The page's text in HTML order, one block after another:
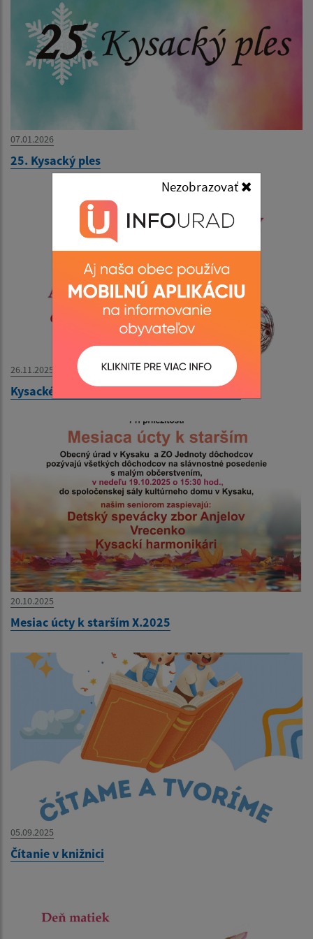
Nezobrazovať
07.01.2026
25. Kysacký ples
26.11.2025
Kysacké vianočné trhy a adventný koncert
20.10.2025
Mesiac úcty k starším X.2025
05.09.2025
Čítanie v knižnici